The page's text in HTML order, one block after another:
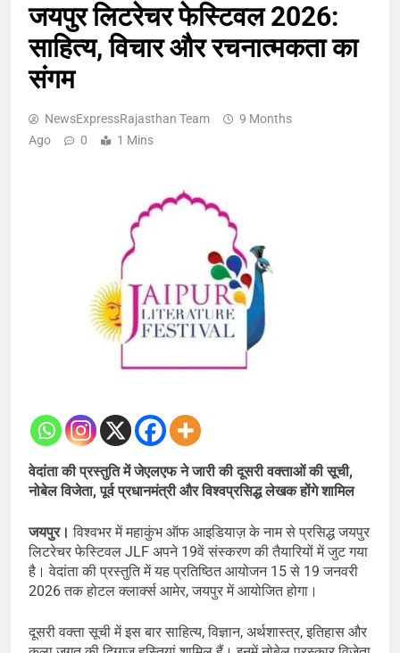
जयपुर लिटरेचर फेस्टिवल 2026:
साहित्य, विचार और रचनात्मकता का
संगम
NewsExpressRajasthan Team
9 Months
Ago
0 1 Mins
वेदांता की प्रस्तुति में जेएलएफ ने जारी की दूसरी वक्ताओं की सूची,
नोबेल विजेता, पूर्व प्रधानमंत्री और विश्वप्रसिद्ध लेखक होंगे शामिल
जयपुर।विश्वभर में महाकुंभ ऑफ आइडियाज़ के नाम से प्रसिद्ध जयपुर
लिटरेचर फेस्टिवल JLF अपने 19वें संस्करण की तैयारियों में जुट गया
है। वेदांता की प्रस्तुति में यह प्रतिष्ठित आयोजन 15 से 19 जनवरी
2026 तक होटल क्लार्क्स आमेर, जयपुर में आयोजित होगा।
दूसरी वक्ता सूची में इस बार साहित्य, विज्ञान, अर्थशास्त्र, इतिहास और